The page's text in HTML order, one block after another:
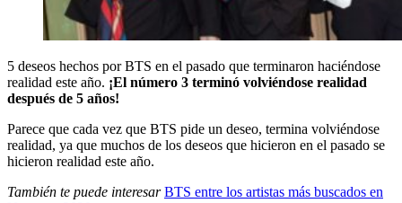
5 deseos hechos por BTS en el pasado que terminaron haciéndose
realidad este año. ¡El número 3 terminó volviéndose realidad
después de 5 años!
Parece que cada vez que BTS pide un deseo, termina volviéndose
realidad, ya que muchos de los deseos que hicieron en el pasado se
hicieron realidad este año.
También te puede interesar BTS entre los artistas más buscados en